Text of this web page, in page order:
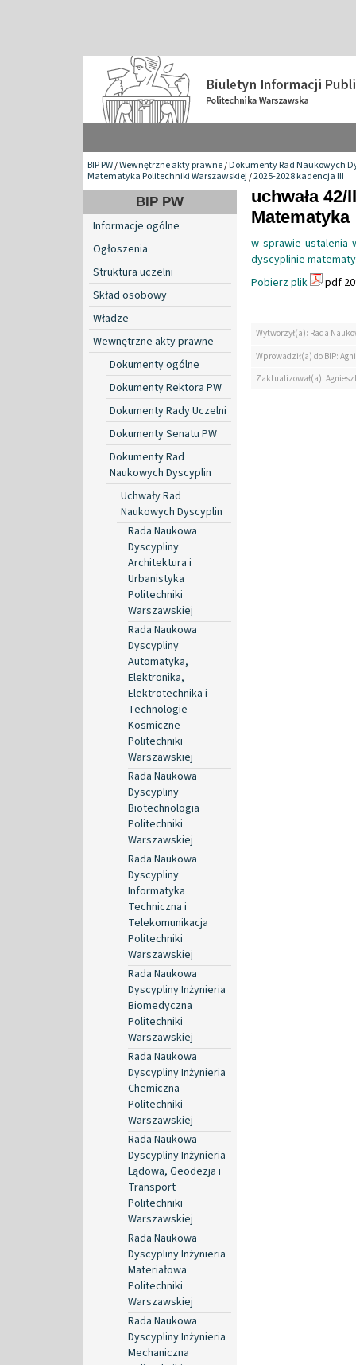
BIP PW/Wewnętrzne akty prawne/Dokumenty Rad Naukowych
Matematyka Politechniki Warszawskiej/2025-2028 kadencja III
BIP PW
Informacje ogólne
Ogłoszenia
Struktura uczelni
Skład osobowy
Władze
Wewnętrzne akty prawne
Dokumenty ogólne
Dokumenty Rektora PW
Dokumenty Rady Uczelni
Dokumenty Senatu PW
Dokumenty Rad
Naukowych Dyscyplin
Uchwały Rad
Naukowych Dyscyplin
Rada Naukowa
Dyscypliny
Architektura i
Urbanistyka
Politechniki
Warszawskiej
Rada Naukowa
Dyscypliny
Automatyka,
Elektronika,
Elektrotechnika i
Technologie
Kosmiczne
Politechniki
Warszawskiej
Rada Naukowa
Dyscypliny
Biotechnologia
Politechniki
Warszawskiej
Rada Naukowa
Dyscypliny
Informatyka
Techniczna i
Telekomunikacja
Politechniki
Warszawskiej
Rada Naukowa
Dyscypliny Inżynieria
Biomedyczna
Politechniki
Warszawskiej
Rada Naukowa
Dyscypliny Inżynieria
Chemiczna
Politechniki
Warszawskiej
Rada Naukowa
Dyscypliny Inżynieria
Lądowa, Geodezja i
Transport
Politechniki
Warszawskiej
Rada Naukowa
Dyscypliny Inżynieria
Materiałowa
Politechniki
Warszawskiej
Rada Naukowa
Dyscypliny Inżynieria
Mechaniczna
uchwała
Matematyka
w sprawie ustalenia
dyscyplinie
Pobierz plik
pdf
Wytworzył(a): Rada
Wprowadził(a) do BIP:
Zaktualizował(a):